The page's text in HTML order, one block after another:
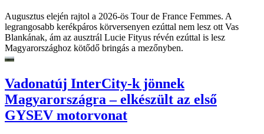
Augusztus elején rajtol a 2026-ös Tour de France Femmes. A
legrangosabb kerékpáros körversenyen ezúttal nem lesz ott Vas
Blankának, ám az ausztrál Lucie Fityus révén ezúttal is lesz
Magyarországhoz kötődő bringás a mezőnyben.
Vadonatúj InterCity-k jönnek
Magyarországra – elkészült az első
GYSEV motorvonat